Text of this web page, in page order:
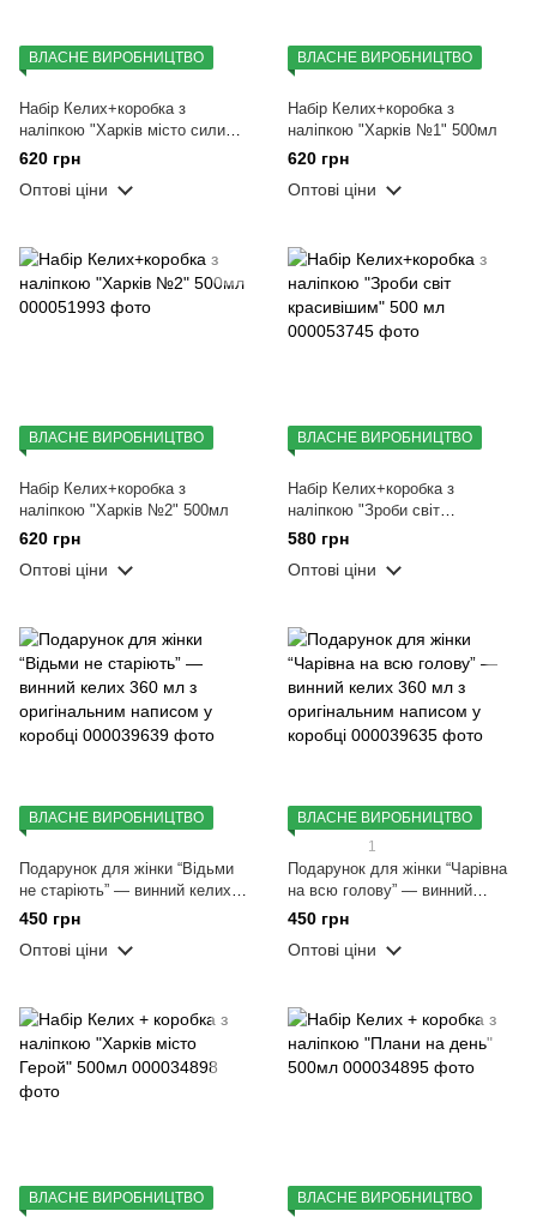
ВЛАСНЕ ВИРОБНИЦТВО
Набір Келих+коробка з
наліпкою "Харків місто сили
№2" 500мл
620 грн
Оптові ціни
ВЛАСНЕ ВИРОБНИЦТВО
Набір Келих+коробка з
наліпкою "Харків №1" 500мл
620 грн
Оптові ціни
ВЛАСНЕ ВИРОБНИЦТВО
Набір Келих+коробка з
наліпкою "Харків №2" 500мл
620 грн
Оптові ціни
ВЛАСНЕ ВИРОБНИЦТВО
Набір Келих+коробка з
наліпкою "Зроби світ
красивішим" 500 мл
580 грн
Оптові ціни
ВЛАСНЕ ВИРОБНИЦТВО
Подарунок для жінки “Відьми
не старіють” — винний келих
360 мл з оригінальним написом
у коробці
450 грн
Оптові ціни
ВЛАСНЕ ВИРОБНИЦТВО
1
Подарунок для жінки “Чарівна
на всю голову” — винний
келих 360 мл з оригінальним
написом у коробці
450 грн
Оптові ціни
ВЛАСНЕ ВИРОБНИЦТВО ВЛАСНЕ ВИРОБНИЦТВО